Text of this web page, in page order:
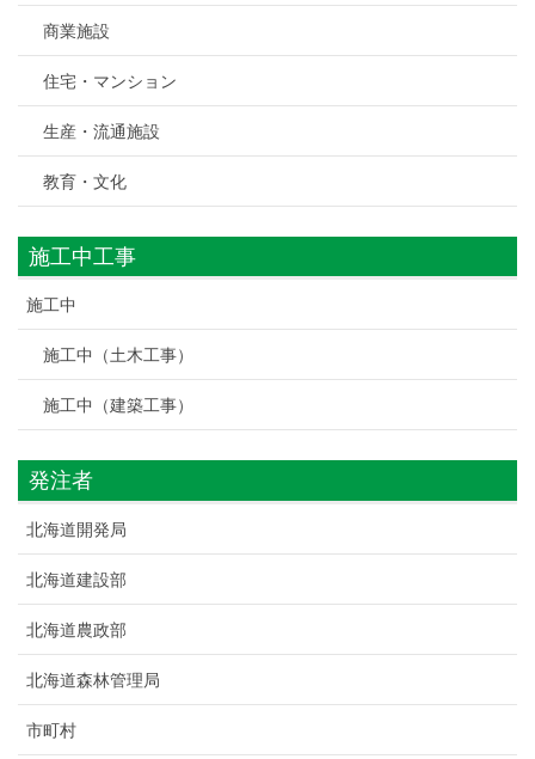
商業施設
住宅・マンション
生産・流通施設
教育・文化
施工中工事
施工中
施工中（土木工事）
施工中（建築工事）
発注者
北海道開発局
北海道建設部
北海道農政部
北海道森林管理局
市町村